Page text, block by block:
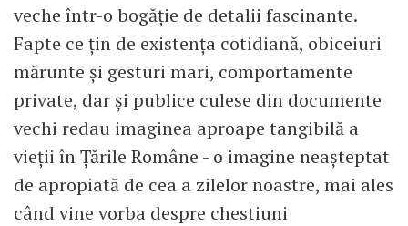
veche într-o bogăție de detalii fascinante.
Fapte ce țin de existența cotidiană, obiceiuri
mărunte și gesturi mari, comportamente
private, dar și publice culese din documente
vechi redau imaginea aproape tangibilă a
vieții în Țările Române - o imagine neașteptat
de apropiată de cea a zilelor noastre, mai ales
când vine vorba despre chestiuni